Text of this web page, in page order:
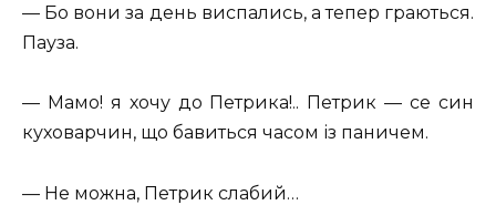
— Бо вони за день виспались, а тепер граються.
Пауза.
— Мамо! я хочу до Петрика!.. Петрик — се син
куховарчин, що бавиться часом із паничем.
— Не можна, Петрик слабий…